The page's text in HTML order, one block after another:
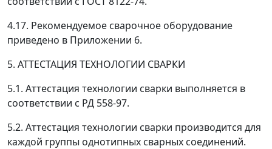
4.17. Рекомендуемое сварочное оборудование
приведено в Приложении 6.
5. АТТЕСТАЦИЯ ТЕХНОЛОГИИ СВАРКИ
5.1. Аттестация технологии сварки выполняется в
соответствии с РД 558-97.
5.2. Аттестация технологии сварки производится для
каждой группы однотипных сварных соединений.